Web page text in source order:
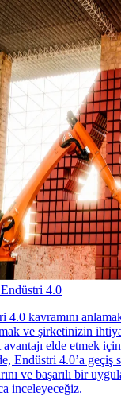
4.0
4.0 kavramını
ve şirketinizin
avantajı elde etmek
Endüstri 4.0’a
ve başarılı bir
inceleyeceğiz.